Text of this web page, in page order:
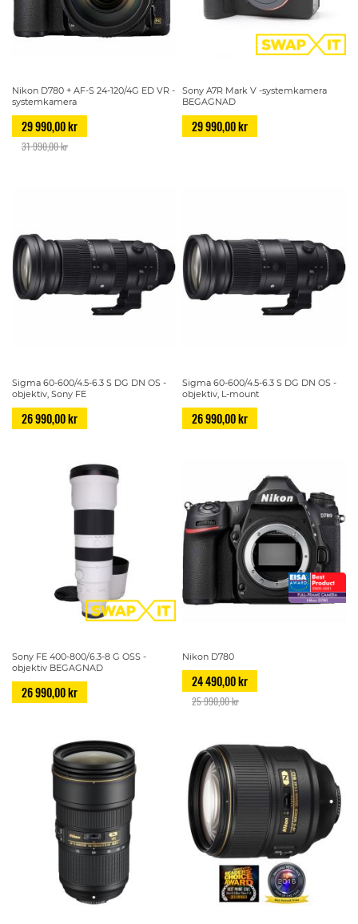
Nikon D780 + AF-S 24-120/4G ED VR -
systemkamera
29 990,00 kr
31 990,00 kr
Sony A7R Mark V -systemkamera
BEGAGNAD
29 990,00 kr
Sigma 60-600/4.5-6.3 S DG DN OS -
objektiv, Sony FE
26 990,00 kr
Sigma 60-600/4.5-6.3 S DG DN OS -
objektiv, L-mount
26 990,00 kr
Sony FE 400-800/6.3-8 G OSS -
objektiv BEGAGNAD
26 990,00 kr
Nikon D780
24 490,00 kr
25 990,00 kr